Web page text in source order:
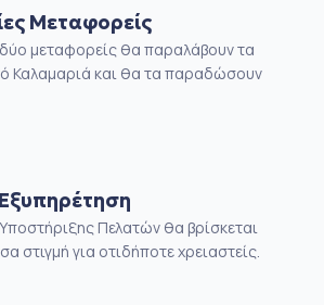
Μεταφορείς
μεταφορείς θα παραλάβουν τα
Καλαμαριά και θα τα παραδώσουν
Πελατών θα βρίσκεται
στιγμή για οτιδήποτε χρειαστείς.